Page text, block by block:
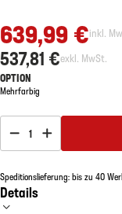
639,99 €inkl.
537,81 €exkl. MwSt.
OPTION
Mehrfarbig
1
Speditionslieferung: bis zu 40
Details